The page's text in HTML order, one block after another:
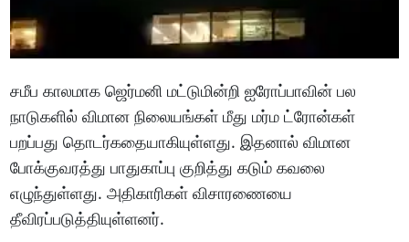
சமீப காலமாக ஜெர்மனி மட்டுமின்றி ஐரோப்பாவின் பல
நாடுகளில் விமான நிலையங்கள் மீது மர்ம ட்ரோன்கள்
பறப்பது தொடர்கதையாகியுள்ளது. இதனால் விமான
போக்குவரத்து பாதுகாப்பு குறித்து கடும் கவலை
எழுந்துள்ளது. அதிகாரிகள் விசாரணையை
தீவிரப்படுத்தியுள்ளனர்.